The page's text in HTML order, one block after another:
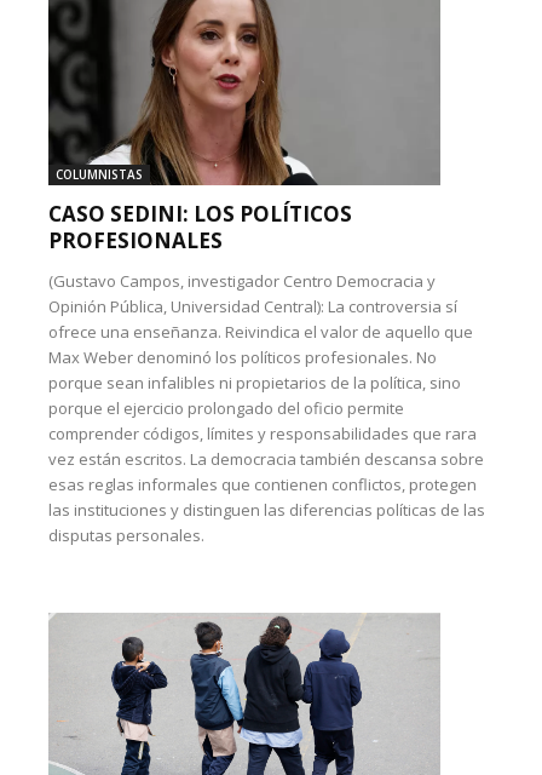
COLUMNISTAS
CASO SEDINI: LOS POLÍTICOS
PROFESIONALES
(Gustavo Campos, investigador Centro Democracia y
Opinión Pública, Universidad Central): La controversia sí
ofrece una enseñanza. Reivindica el valor de aquello que
Max Weber denominó los políticos profesionales. No
porque sean infalibles ni propietarios de la política, sino
porque el ejercicio prolongado del oficio permite
comprender códigos, límites y responsabilidades que rara
vez están escritos. La democracia también descansa sobre
esas reglas informales que contienen conflictos, protegen
las instituciones y distinguen las diferencias políticas de las
disputas personales.